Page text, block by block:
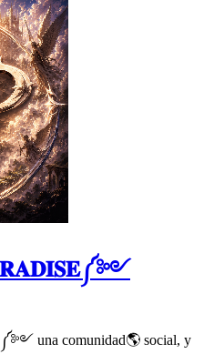
comunidad🌎 social, y